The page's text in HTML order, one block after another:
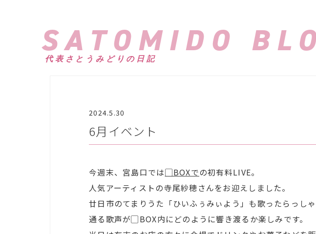
SATOMIDO
代表さとうみどりの日記
2024.5.30
6月イベント
今週末、宮島口では▢BOXでの初有料LIVE。
人気アーティストの寺尾紗穂さんをお迎えしました。
廿日市のてまりうた「ひいふぅみぃよう」も歌ったらっし
通る歌声が▢BOX内にどのように響き渡るか楽しみです。